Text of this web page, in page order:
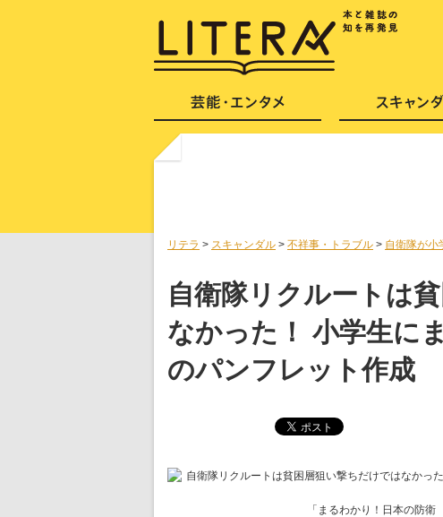
リテラ > スキャンダル > 不祥事・トラブル > 自衛隊が小
自衛隊リクルートは
なかった！ 小学生に
のパンフレット作成
「まるわかり！日本の防